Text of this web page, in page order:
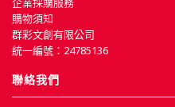
購物須知
群彩文創有限公司
統一編號：24785136
聯絡我們